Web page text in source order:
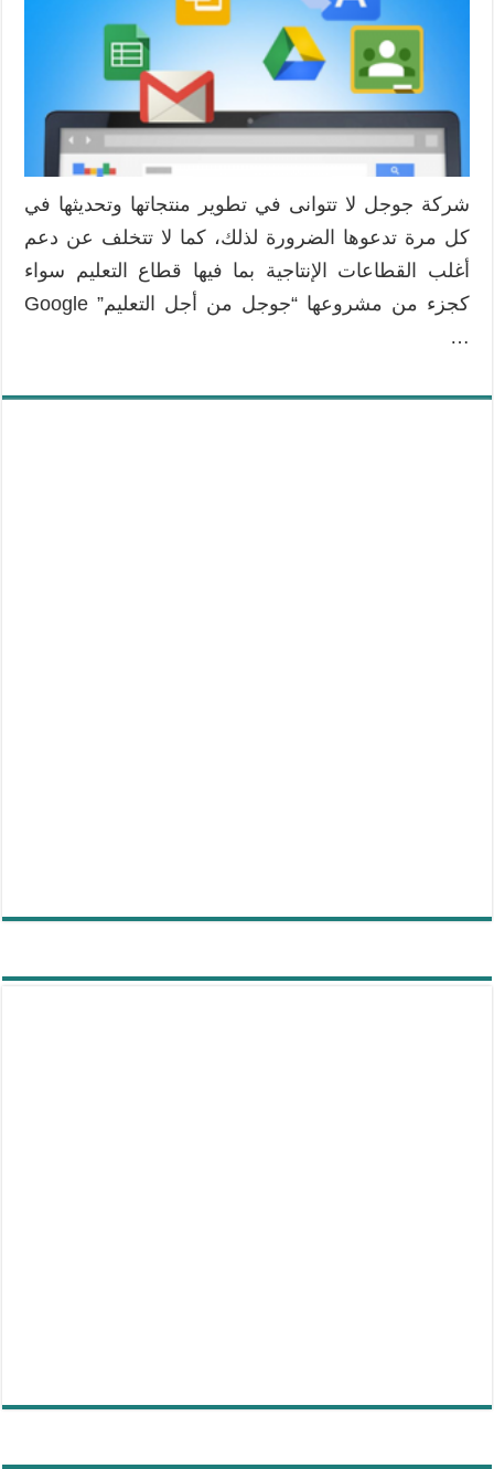
مغلقة
شركة جوجل لا تتوانى في تطوير منتجاتها وتحديثها في
كل مرة تدعوها الضرورة لذلك، كما لا تتخلف عن دعم
أغلب القطاعات الإنتاجية بما فيها قطاع التعليم سواء
كجزء من مشروعها “جوجل من أجل التعليم” Google
…